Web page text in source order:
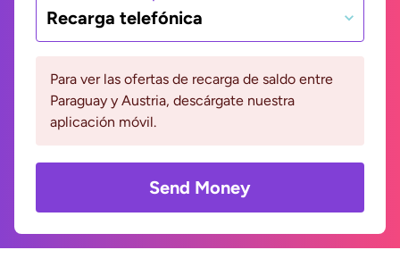
Recarga telefónica
Para ver las ofertas de recarga de saldo entre
Paraguay y Austria, descárgate nuestra
aplicación móvil.
Send Money